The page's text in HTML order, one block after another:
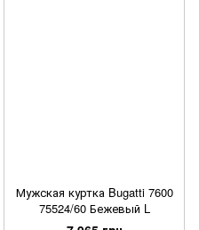
Мужская куртка Bugatti 7600
75524/60 Бежевый L